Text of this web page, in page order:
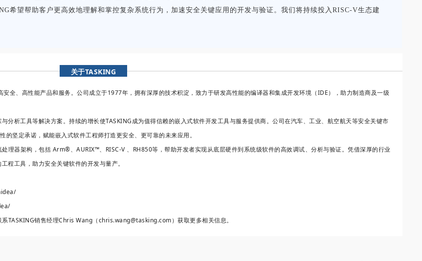
希望帮助客户更高效地理解和掌控复杂系统行为，加速安全关键应用的开发与验证。我们将持续投入RISC-V生态建
关于TASKING
全、高性能产品和服务。公司成立于1977年，拥有深厚的技术积淀，致力于研发高性能的编译器和集成开发环境（IDE），助力制造商及一级
分析工具等解决方案。持续的增长使TASKING成为值得信赖的嵌入式软件开发工具与服务提供商。公司在汽车、工业、航空航天等安全关键市
坚定承诺，赋能嵌入式软件工程师打造更安全、更可靠的未来应用。
理器架构，包括 Arm®、AURIX™、RISC-V 、RH850等，帮助开发者实现从底层硬件到系统级软件的高效调试、分析与验证。凭借深厚的行业
程工具，助力安全关键软件的开发与量产。
TASKING销售经理Chris Wang（chris.wang@tasking.com）获取更多相关信息。